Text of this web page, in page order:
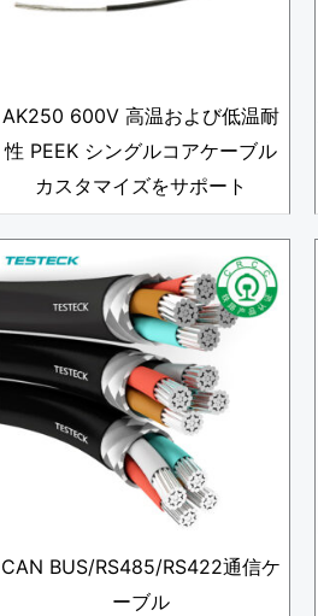
AK250 600V 高温および低温耐
性 PEEK シングルコアケーブル
カスタマイズをサポート
CAN BUS/RS485/RS422通信ケ
ーブル